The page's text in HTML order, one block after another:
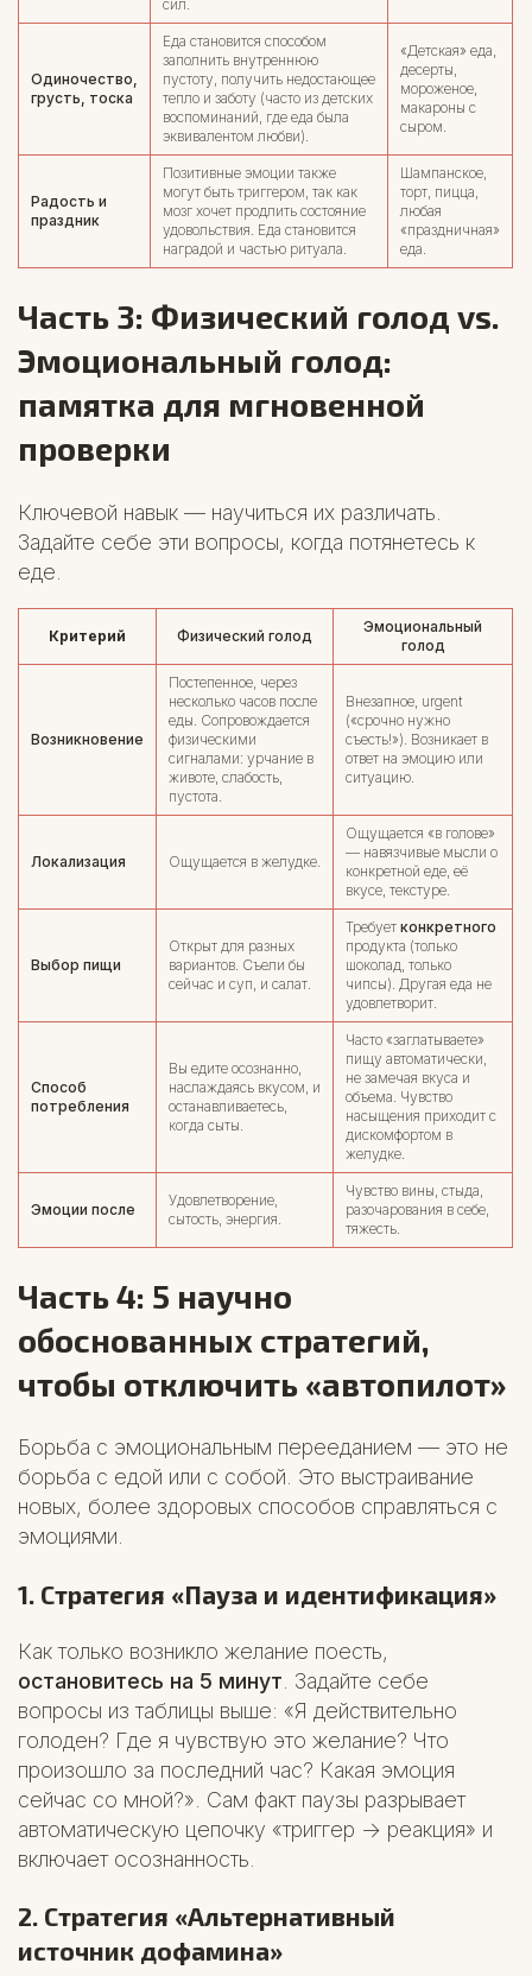
сил.
Одиночество,
грусть, тоска
Еда становится способом
заполнить внутреннюю
пустоту, получить недостающее
тепло и заботу (часто из детских
воспоминаний, где еда была
эквивалентом любви).
«Детская» еда,
десерты,
мороженое,
макароны с
сыром.
Радость и
праздник
Позитивные эмоции также
могут быть триггером, так как
мозг хочет продлить состояние
удовольствия. Еда становится
наградой и частью ритуала.
Шампанское,
торт, пицца,
любая
«праздничная»
еда.
Часть 3: Физический голод vs.
Эмоциональный голод:
памятка для мгновенной
проверки
Ключевой навык — научиться их различать.
Задайте себе эти вопросы, когда потянетесь к
еде.
Критерий Физический голод
Эмоциональный
голод
Возникновение
Постепенное, через
несколько часов после
еды. Сопровождается
физическими
сигналами: урчание в
животе, слабость,
пустота.
Внезапное, urgent
(«срочно нужно
съесть!»). Возникает в
ответ на эмоцию или
ситуацию.
Локализация Ощущается в желудке.
Ощущается «в голове»
— навязчивые мысли о
конкретной еде, её
вкусе, текстуре.
Выбор пищи
Открыт для разных
вариантов. Съели бы
сейчас и суп, и салат.
Требует конкретного
продукта (только
шоколад, только
чипсы). Другая еда не
удовлетворит.
Способ
потребления
Вы едите осознанно,
наслаждаясь вкусом, и
останавливаетесь,
когда сыты.
Часто «заглатываете»
пищу автоматически,
не замечая вкуса и
объема. Чувство
насыщения приходит с
дискомфортом в
желудке.
Эмоции после
Удовлетворение,
сытость, энергия.
Чувство вины, стыда,
разочарования в себе,
тяжесть.
Часть 4: 5 научно
обоснованных стратегий,
чтобы отключить «автопилот»
Борьба с эмоциональным перееданием — это не
борьба с едой или с собой. Это выстраивание
новых, более здоровых способов справляться с
эмоциями.
1. Стратегия «Пауза и идентификация»
Как только возникло желание поесть,
остановитесь на 5 минут . Задайте себе
вопросы из таблицы выше: «Я действительно
голоден? Где я чувствую это желание? Что
произошло за последний час? Какая эмоция
сейчас со мной?». Сам факт паузы разрывает
автоматическую цепочку «триггер -> реакция» и
включает осознанность.
2. Стратегия «Альтернативный
источник дофамина»